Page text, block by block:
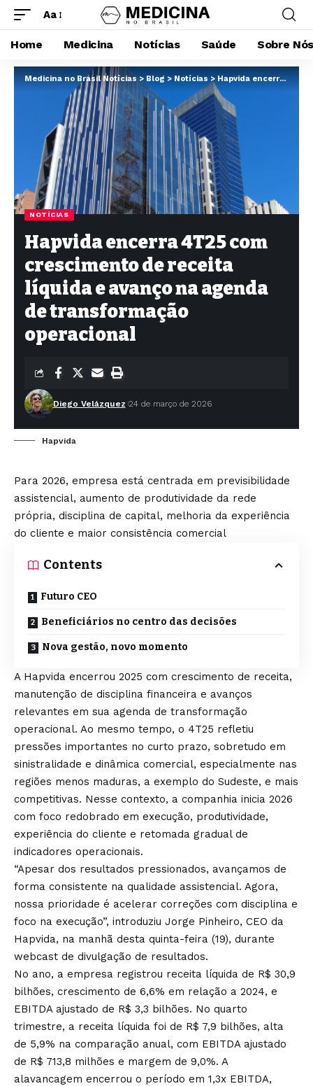
Aa
Home Medicina Notícias Saúde Sobre
Medicina no Brasil Notícias> Blog > Notícias > Hapvida encerra 4T25 com crescimento de receita líquida e avanço na agenda de transformação operacional
NOTÍCIAS
Hapvida encerra 4T25 com
crescimento de receita
líquida e avanço na agenda
de transformação
operacional
Diego Velázquez 24 de março de 2026
Hapvida
Para 2026, empresa está centrada em previsibilidade
assistencial, aumento de produtividade da rede
própria, disciplina de capital, melhoria da experiência
do cliente e maior consistência comercial
Contents
Futuro CEO
Beneficiários no centro das decisões
Nova gestão, novo momento
A Hapvida encerrou 2025 com crescimento de receita,
manutenção de disciplina financeira e avanços
relevantes em sua agenda de transformação
operacional. Ao mesmo tempo, o 4T25 refletiu
pressões importantes no curto prazo, sobretudo em
sinistralidade e dinâmica comercial, especialmente nas
regiões menos maduras, a exemplo do Sudeste, e mais
competitivas. Nesse contexto, a companhia inicia 2026
com foco redobrado em execução, produtividade,
experiência do cliente e retomada gradual de
indicadores operacionais.
“Apesar dos resultados pressionados, avançamos de
forma consistente na qualidade assistencial. Agora,
nossa prioridade é acelerar correções com disciplina e
foco na execução”, introduziu Jorge Pinheiro, CEO da
Hapvida, na manhã desta quinta-feira (19), durante
webcast de divulgação de resultados.
No ano, a empresa registrou receita líquida de R$ 30,9
bilhões, crescimento de 6,6% em relação a 2024, e
EBITDA ajustado de R$ 3,3 bilhões. No quarto
trimestre, a receita líquida foi de R$ 7,9 bilhões, alta
de 5,9% na comparação anual, com EBITDA ajustado
de R$ 713,8 milhões e margem de 9,0%. A
alavancagem encerrou o período em 1,3x EBITDA,